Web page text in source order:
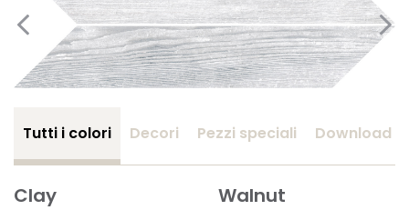
Tutti i colori Decori Pezzi speciali Download
Clay Walnut